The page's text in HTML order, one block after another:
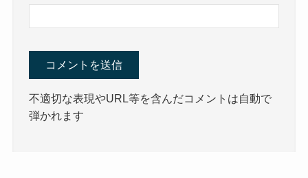
不適切な表現やURL等を含んだコメントは自動で
弾かれます